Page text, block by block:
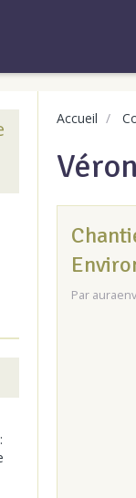
Accueil
Par